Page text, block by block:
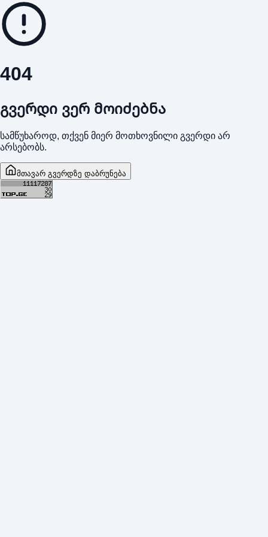
404
გვერდი ვერ მოიძებნა
სამწუხაროდ, თქვენ მიერ მოთხოვნილი გვერდი არ
არსებობს.
მთავარ გვერდზე დაბრუნება